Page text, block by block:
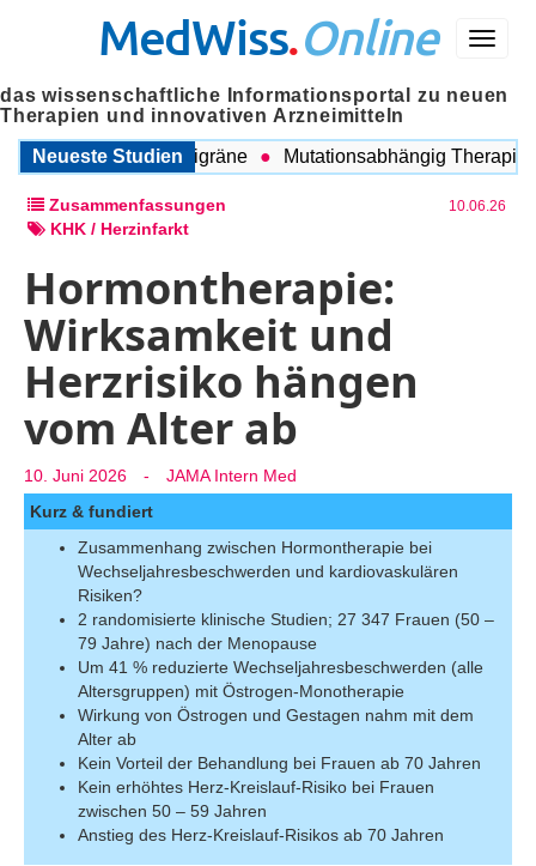
Menü
MedWiss.Online
das wissenschaftliche Informationsportal zu neuen
Therapien und innovativen Arzneimitteln
Neueste Studien
COPD und Migräne Mutationsabhängig Therapie
Zusammenfassungen 10.06.26
KHK / Herzinfarkt
Hormontherapie:
Wirksamkeit und
Herzrisiko hängen
vom Alter ab
10. Juni 2026 -
JAMA Intern Med
Kurz & fundiert
Zusammenhang zwischen Hormontherapie bei
Wechseljahresbeschwerden und kardiovaskulären
Risiken?
2 randomisierte klinische Studien; 27 347 Frauen (50 –
79 Jahre) nach der Menopause
Um 41 % reduzierte Wechseljahresbeschwerden (alle
Altersgruppen) mit Östrogen-Monotherapie
Wirkung von Östrogen und Gestagen nahm mit dem
Alter ab
Kein Vorteil der Behandlung bei Frauen ab 70 Jahren
Kein erhöhtes Herz‑Kreislauf‑Risiko bei Frauen
zwischen 50 – 59 Jahren
Anstieg des Herz‑Kreislauf‑Risikos ab 70 Jahren